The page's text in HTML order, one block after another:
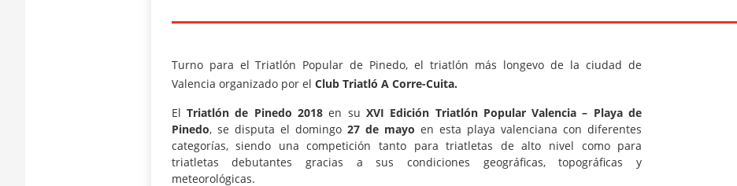
Turno para el Triatlón Popular de Pinedo, el triatlón más longevo de la ciudad de
Valencia organizado por el Club Triatló A Corre-Cuita.
El Triatlón de Pinedo 2018 en su XVI Edición Triatlón Popular Valencia – Playa de
Pinedo, se disputa el domingo 27 de mayo en esta playa valenciana con diferentes
categorías, siendo una competición tanto para triatletas de alto nivel como para
triatletas debutantes gracias a sus condiciones geográficas, topográficas y
meteorológicas.